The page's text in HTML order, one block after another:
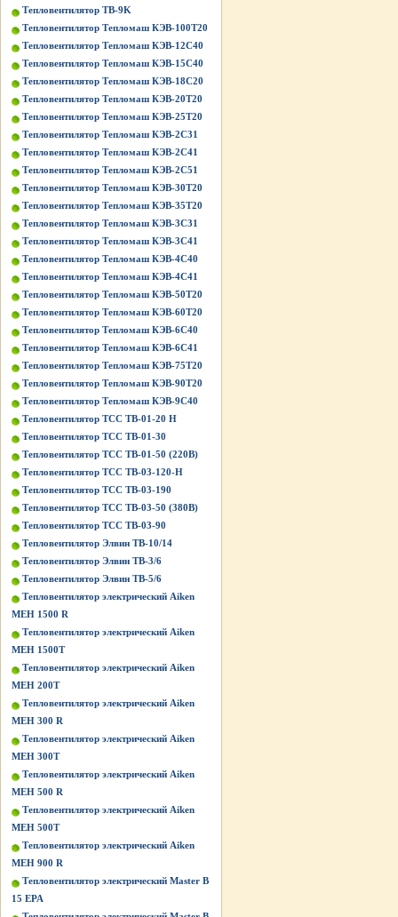
Тепловентилятор ТВ-9K
Тепловентилятор Тепломаш КЭВ-100Т20
Тепловентилятор Тепломаш КЭВ-12С40
Тепловентилятор Тепломаш КЭВ-15С40
Тепловентилятор Тепломаш КЭВ-18С20
Тепловентилятор Тепломаш КЭВ-20Т20
Тепловентилятор Тепломаш КЭВ-25Т20
Тепловентилятор Тепломаш КЭВ-2С31
Тепловентилятор Тепломаш КЭВ-2С41
Тепловентилятор Тепломаш КЭВ-2С51
Тепловентилятор Тепломаш КЭВ-30Т20
Тепловентилятор Тепломаш КЭВ-35Т20
Тепловентилятор Тепломаш КЭВ-3С31
Тепловентилятор Тепломаш КЭВ-3С41
Тепловентилятор Тепломаш КЭВ-4С40
Тепловентилятор Тепломаш КЭВ-4С41
Тепловентилятор Тепломаш КЭВ-50Т20
Тепловентилятор Тепломаш КЭВ-60Т20
Тепловентилятор Тепломаш КЭВ-6С40
Тепловентилятор Тепломаш КЭВ-6С41
Тепловентилятор Тепломаш КЭВ-75Т20
Тепловентилятор Тепломаш КЭВ-90Т20
Тепловентилятор Тепломаш КЭВ-9С40
Тепловентилятор ТСС ТВ-01-20 Н
Тепловентилятор ТСС ТВ-01-30
Тепловентилятор ТСС ТВ-01-50 (220В)
Тепловентилятор ТСС ТВ-03-120-Н
Тепловентилятор ТСС ТВ-03-190
Тепловентилятор ТСС ТВ-03-50 (380В)
Тепловентилятор ТСС ТВ-03-90
Тепловентилятор Элвин ТВ-10/14
Тепловентилятор Элвин ТВ-3/6
Тепловентилятор Элвин ТВ-5/6
Тепловентилятор электрический Aiken
MEH 1500 R
Тепловентилятор электрический Aiken
MEH 1500T
Тепловентилятор электрический Aiken
MEH 200T
Тепловентилятор электрический Aiken
MEH 300 R
Тепловентилятор электрический Aiken
MEH 300T
Тепловентилятор электрический Aiken
MEH 500 R
Тепловентилятор электрический Aiken
MEH 500T
Тепловентилятор электрический Aiken
MEH 900 R
Тепловентилятор электрический Master B
15 EPA